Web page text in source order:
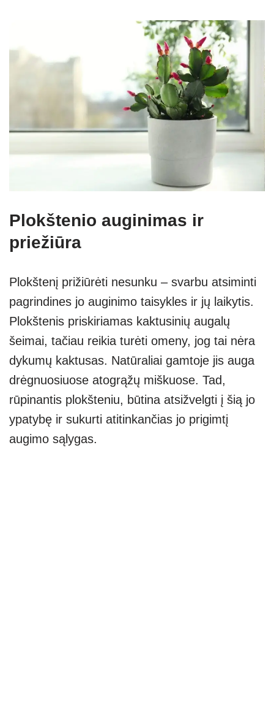
Plokštenio auginimas ir
priežiūra
Plokštenį prižiūrėti nesunku – svarbu atsiminti
pagrindines jo auginimo taisykles ir jų laikytis.
Plokštenis priskiriamas kaktusinių augalų
šeimai, tačiau reikia turėti omeny, jog tai nėra
dykumų kaktusas. Natūraliai gamtoje jis auga
drėgnuosiuose atogrąžų miškuose. Tad,
rūpinantis plokšteniu, būtina atsižvelgti į šią jo
ypatybę ir sukurti atitinkančias jo prigimtį
augimo sąlygas.